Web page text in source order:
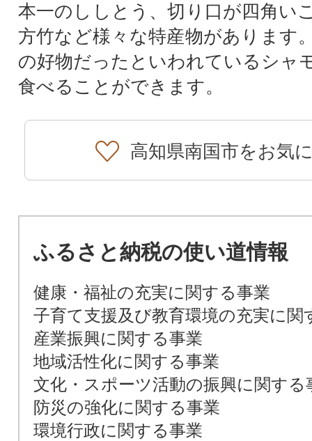
本一のししとう、切り口が四角い
方竹など様々な特産物があります
の好物だったといわれているシャ
食べることができます。
高知県南国市をお気
ふるさと納税の使い道情報
健康・福祉の充実に関する事業
子育て支援及び教育環境の充実に関
産業振興に関する事業
地域活性化に関する事業
文化・スポーツ活動の振興に関する
防災の強化に関する事業
環境行政に関する事業